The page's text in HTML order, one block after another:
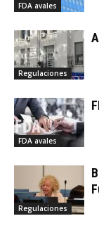
FDA avales
Regulaciones
FDA avales
Regulaciones